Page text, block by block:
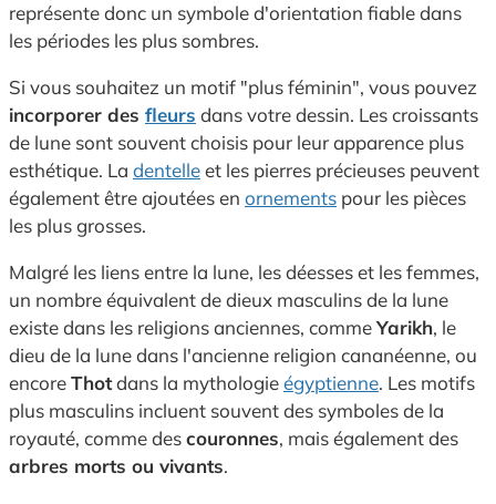
représente donc un symbole d'orientation fiable dans
les périodes les plus sombres.
Si vous souhaitez un motif "plus féminin", vous pouvez
incorporer des fleurs dans votre dessin. Les croissants
de lune sont souvent choisis pour leur apparence plus
esthétique. La dentelleet les pierres précieuses peuvent
également être ajoutées en ornements pour les pièces
les plus grosses.
Malgré les liens entre la lune, les déesses et les femmes,
un nombre équivalent de dieux masculins de la lune
existe dans les religions anciennes, commeYarikh, le
dieu de la lune dans l'ancienne religion cananéenne, ou
encoreThotdans la mythologieégyptienne. Les motifs
plus masculins incluent souvent des symboles de la
royauté, comme descouronnes, mais également des
arbres morts ou vivants.